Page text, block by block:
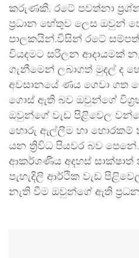
කරුණකි. රටේ පවත්නා
ප්‍රධාන හේතුව ලෙස ඔවුන්
පාලකයින්.විසින්‍ රටේ
වියදමට සරිලන ආදායමක්
ගැනීමෙන් ලබාගත් මුදල් ද
අවසානයේ ණය ගෙවා ගත
ගොස් ඇති බව ඔවුන්ගේ
ඔවුන්ගේ වැඩ පිළිවෙල
හොරු ඇල්ලීම හා හොරකම්
යන ත්‍රිවිධ පියවර බව
ආකර්ශණීය අදහස් සාක්ෂාත්
පැහැදිලි ආර්ථික වැඩ
නැති වීම ඔවුන්ගේ ඇති